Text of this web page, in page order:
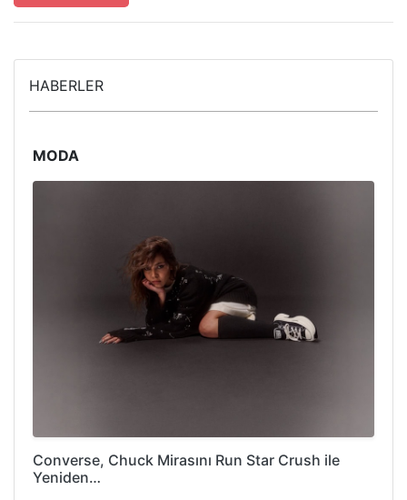
HABERLER
MODA
Converse, Chuck Mirasını Run Star Crush ile
Yeniden…